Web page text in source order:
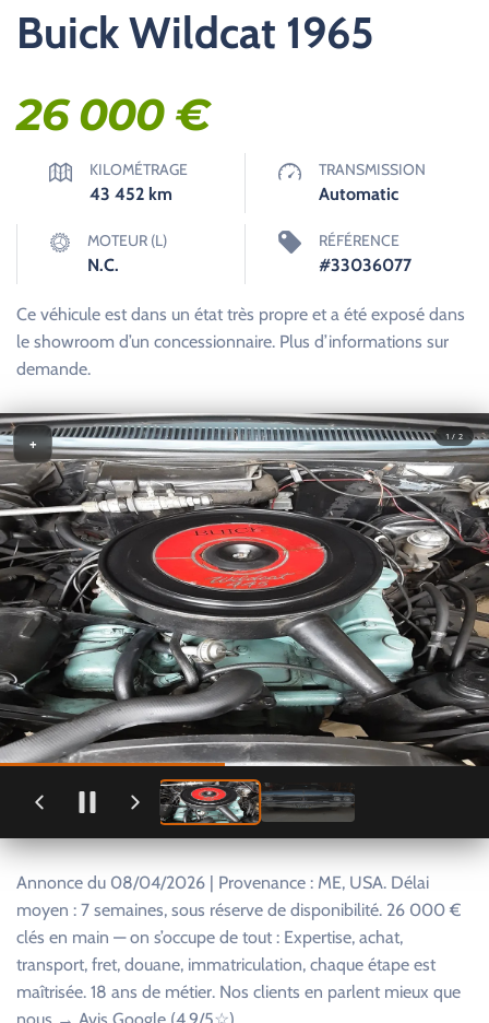
Buick Wildcat 1965
26 000€
KILOMÉTRAGE
43 452 km
TRANSMISSION
Automatic
MOTEUR (L)
N.C.
RÉFÉRENCE
#33036077
Ce véhicule est dans un état très propre et a été exposé dans
le showroom d’un concessionnaire. Plus d’informations sur
demande.
1 / 2
+
Annonce du 08/04/2026 | Provenance : ME, USA. Délai
moyen : 7 semaines, sous réserve de disponibilité. 26 000 €
clés en main — on s’occupe de tout : Expertise, achat,
transport, fret, douane, immatriculation, chaque étape est
maîtrisée. 18 ans de métier. Nos clients en parlent mieux que
nous → Avis Google (4,9/5☆)